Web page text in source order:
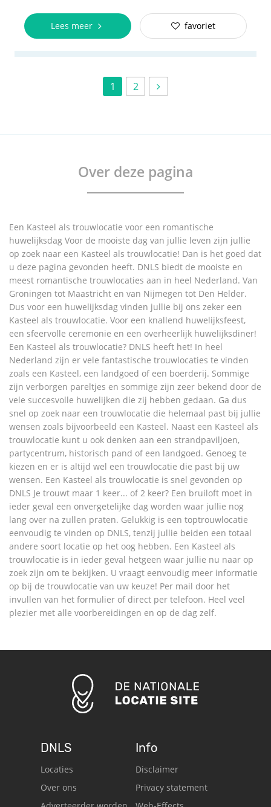
Lees meer favoriet
1 2
Over deze pagina
Een Kasteel als trouwlocatie voor een romantische
huwelijksdag Voor de mooiste dag van jullie leven zijn jullie
op zoek naar een Kasteel als trouwlocatie! Dan is het goed dat
u deze pagina gevonden heeft. DNLS biedt de mooiste en
meest romantische trouwlocaties aan in heel Nederland. Van
Groningen tot Maastricht en van Nijmegen tot Den Helder.
Dus voor een huwelijksdag vinden jullie bij ons zeker een
Kasteel als trouwlocatie. Voor een knallend huwelijksfeest,
een sfeervolle ceremonie en een overheerlijk huwelijksdiner!
Een Kasteel als trouwlocatie? DNLS heeft het! In heel
Nederland zijn er vele fantastische trouwlocaties te vinden
zoals een Kasteel, een landgoed of een boerderij. Sommige
zijn verborgen pareltjes en sommige zijn zeer bekend door de
vele succesvolle huwelijken die zij hebben gedaan. Ga dus
snel op zoek naar een trouwlocatie die helemaal past bij jullie
wensen zoals bijvoorbeeld een Kasteel. Naast een Kasteel als
trouwlocatie kunt u ook denken aan een strandpaviljoen,
partycentrum, historisch pand of een landgoed. Genoeg te
kiezen en er is altijd wel een trouwlocatie die past bij uw
wensen. Een Kasteel als trouwlocatie is snel gevonden op
DNLS Je trouwt maar 1 keer... of 2 keer? Een bruiloft moet in
ieder geval een onvergetelijke dag worden waar jullie nog
lang over na zullen praten. Gelukkig is een toptrouwlocatie
eenvoudig te vinden op DNLS, tenzij jullie beiden een totaal
andere soort locatie op het oog hebben. Een Kasteel als
trouwlocatie is in ieder geval hetgeen waar jullie nu naar op
zoek zijn om te bekijken. U vraagt eenvoudig meer informatie
op bij de trouwlocatie van uw keuze! Per mail door het
invullen van het formulier of direct per telefoon. Heel veel
plezier met alle voorbereidingen en op de dag zelf.
DNLS
Locaties
Over ons
Info
Disclaimer
Privacy statement